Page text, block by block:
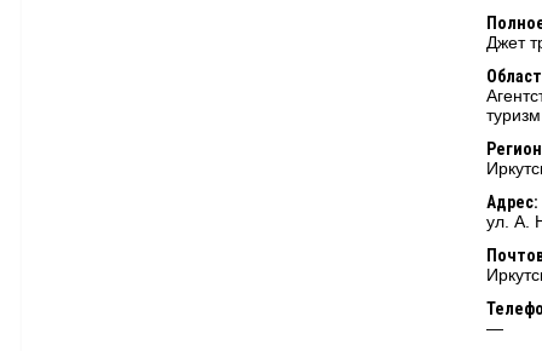
Джет
туризм
Адрес:
ул. А.
—